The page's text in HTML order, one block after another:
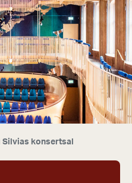
Silvias konsertsal